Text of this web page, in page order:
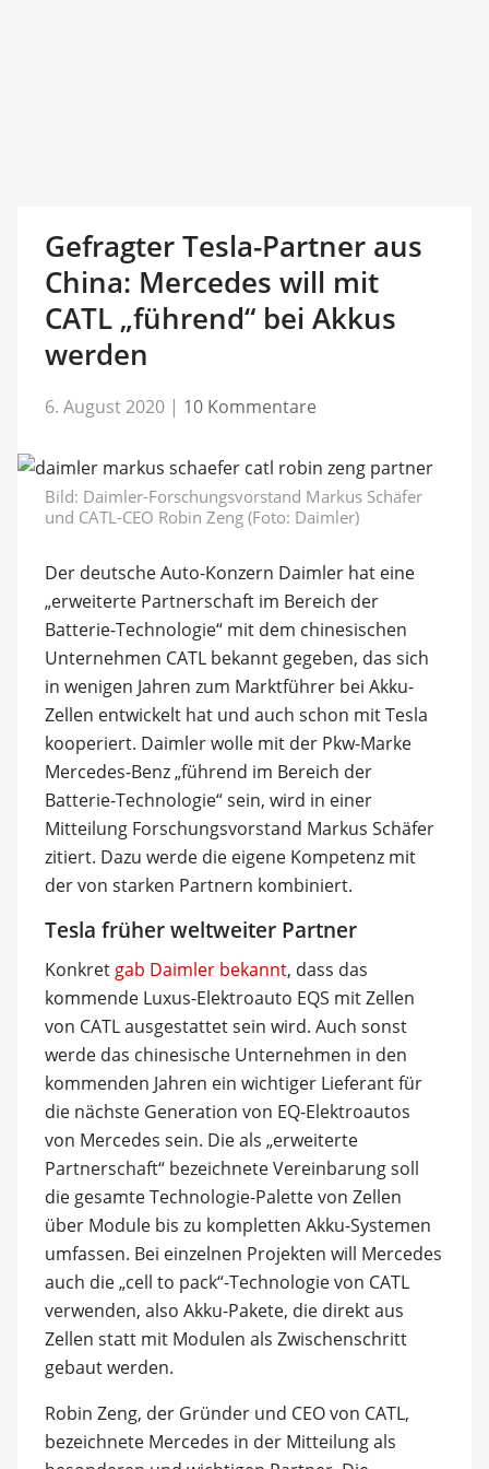
Gefragter Tesla-Partner aus
China: Mercedes will mit
CATL „führend“ bei Akkus
werden
6. August 2020 | 10 Kommentare
Bild: Daimler-Forschungsvorstand Markus Schäfer
und CATL-CEO Robin Zeng (Foto: Daimler)
Der deutsche Auto-Konzern Daimler hat eine
„erweiterte Partnerschaft im Bereich der
Batterie-Technologie“ mit dem chinesischen
Unternehmen CATL bekannt gegeben, das sich
in wenigen Jahren zum Marktführer bei Akku-
Zellen entwickelt hat und auch schon mit Tesla
kooperiert. Daimler wolle mit der Pkw-Marke
Mercedes-Benz „führend im Bereich der
Batterie-Technologie“ sein, wird in einer
Mitteilung Forschungsvorstand Markus Schäfer
zitiert. Dazu werde die eigene Kompetenz mit
der von starken Partnern kombiniert.
Tesla früher weltweiter Partner
Konkret gab Daimler bekannt, dass das
kommende Luxus-Elektroauto EQS mit Zellen
von CATL ausgestattet sein wird. Auch sonst
werde das chinesische Unternehmen in den
kommenden Jahren ein wichtiger Lieferant für
die nächste Generation von EQ-Elektroautos
von Mercedes sein. Die als „erweiterte
Partnerschaft“ bezeichnete Vereinbarung soll
die gesamte Technologie-Palette von Zellen
über Module bis zu kompletten Akku-Systemen
umfassen. Bei einzelnen Projekten will Mercedes
auch die „cell to pack“-Technologie von CATL
verwenden, also Akku-Pakete, die direkt aus
Zellen statt mit Modulen als Zwischenschritt
gebaut werden.
Robin Zeng, der Gründer und CEO von CATL,
bezeichnete Mercedes in der Mitteilung als